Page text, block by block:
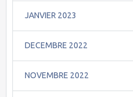
JANVIER 2023
DECEMBRE 2022
NOVEMBRE 2022